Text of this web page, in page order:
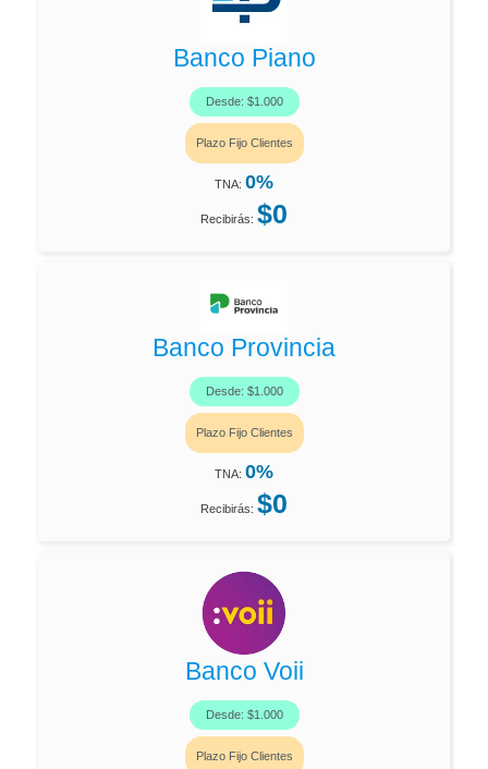
Banco Piano
Desde: $1.000
Plazo Fijo Clientes
TNA: 0%
Recibirás: $0
Banco Provincia
Desde: $1.000
Plazo Fijo Clientes
TNA: 0%
Recibirás: $0
Banco Voii
Desde: $1.000
Plazo Fijo Clientes